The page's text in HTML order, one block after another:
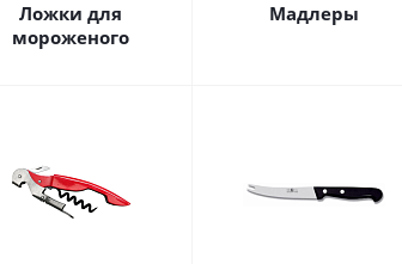
Ложки для
мороженого
Мадлеры